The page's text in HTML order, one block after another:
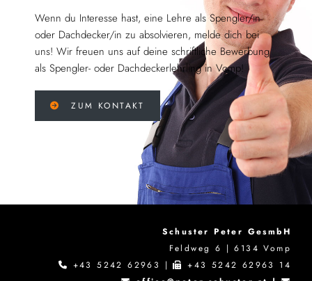
Wenn du Interesse hast, eine Lehre als Spengler/in
oder Dachdecker/in zu absolvieren, melde dich bei
uns! Wir freuen uns auf deine schriftliche Bewerbung
als Spengler- oder Dachdeckerlehrling in Vomp!
ZUM KONTAKT
Schuster Peter GesmbH
Feldweg 6 | 6134 Vomp
 +43 5242 62963 | +43 5242 62963 14